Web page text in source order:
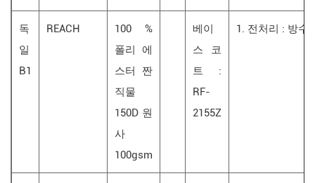
독
일
B1
REACH
100 %
폴리 에
스터 짠
직물
150D 원
사
100gsm
베이
스 코
트 :
RF-
2155Z
1. 전처리 : 방수